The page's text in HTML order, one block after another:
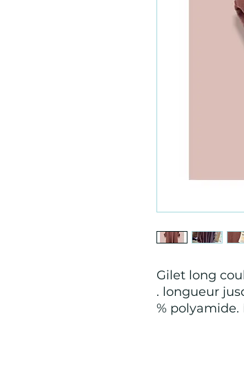
Gilet long
. longueur
%